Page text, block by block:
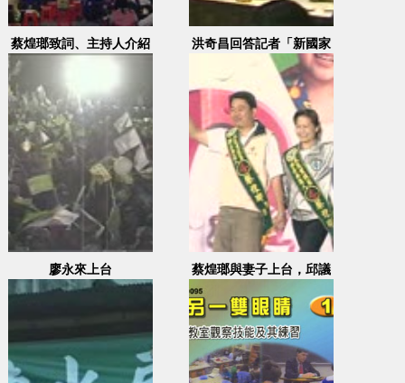
蔡煌瑯致詞、主持人介紹
婦女會打擊樂表演
洪奇昌回答記者「新國家
的定義」
廖永來上台
蔡煌瑯與妻子上台，邱議
瑩、鄭文燦主持，洪敦
仁、湯火聖上台演說